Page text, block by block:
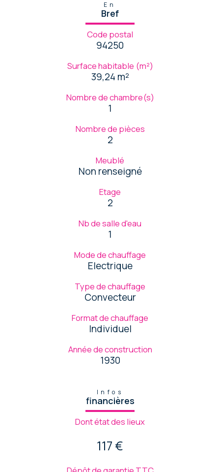
En
Bref
Code postal
94250
Surface habitable (m²)
39,24 m²
Nombre de chambre(s)
1
Nombre de pièces
2
Meublé
Non renseigné
Etage
2
Nb de salle d'eau
1
Mode de chauffage
Electrique
Type de chauffage
Convecteur
Format de chauffage
Individuel
Année de construction
1930
Infos
financières
Dont état des lieux
117 €